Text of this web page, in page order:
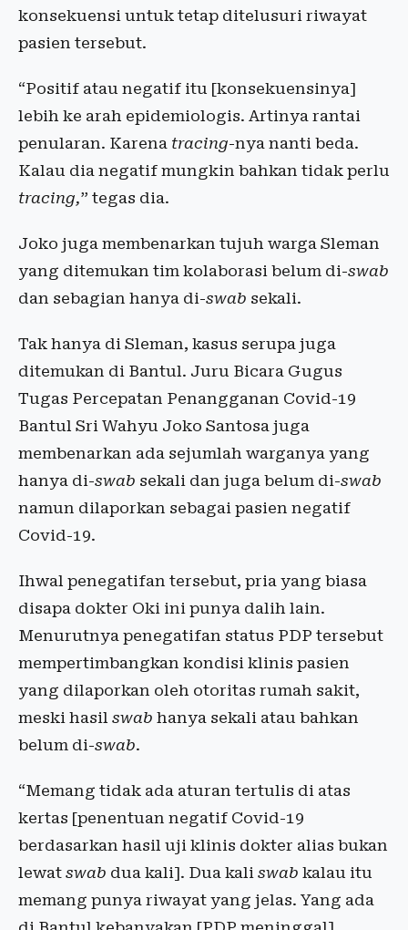
konsekuensi untuk tetap ditelusuri riwayat
pasien tersebut.
“Positif atau negatif itu [konsekuensinya]
lebih ke arah epidemiologis. Artinya rantai
penularan. Karena tracing-nya nanti beda.
Kalau dia negatif mungkin bahkan tidak perlu
tracing,” tegas dia.
Joko juga membenarkan tujuh warga Sleman
yang ditemukan tim kolaborasi belum di-swab
dan sebagian hanya di-swab sekali.
Tak hanya di Sleman, kasus serupa juga
ditemukan di Bantul. Juru Bicara Gugus
Tugas Percepatan Penangganan Covid-19
Bantul Sri Wahyu Joko Santosa juga
membenarkan ada sejumlah warganya yang
hanya di-swab sekali dan juga belum di-swab
namun dilaporkan sebagai pasien negatif
Covid-19.
Ihwal penegatifan tersebut, pria yang biasa
disapa dokter Oki ini punya dalih lain.
Menurutnya penegatifan status PDP tersebut
mempertimbangkan kondisi klinis pasien
yang dilaporkan oleh otoritas rumah sakit,
meski hasil swab hanya sekali atau bahkan
belum di-swab.
“Memang tidak ada aturan tertulis di atas
kertas [penentuan negatif Covid-19
berdasarkan hasil uji klinis dokter alias bukan
lewat swab dua kali]. Dua kali swab kalau itu
memang punya riwayat yang jelas. Yang ada